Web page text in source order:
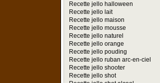
Recette jello halloween
Recette jello lait
Recette jello maison
Recette jello mousse
Recette jello naturel
Recette jello orange
Recette jello pouding
Recette jello ruban arc-en-ciel
Recette jello shooter
Recette jello shot